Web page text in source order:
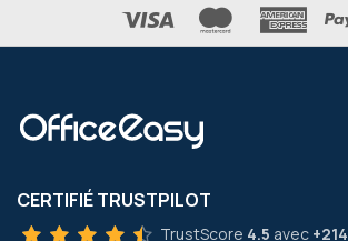
CERTIFIÉ TRUSTPILOT
TrustScore 4.5 avec